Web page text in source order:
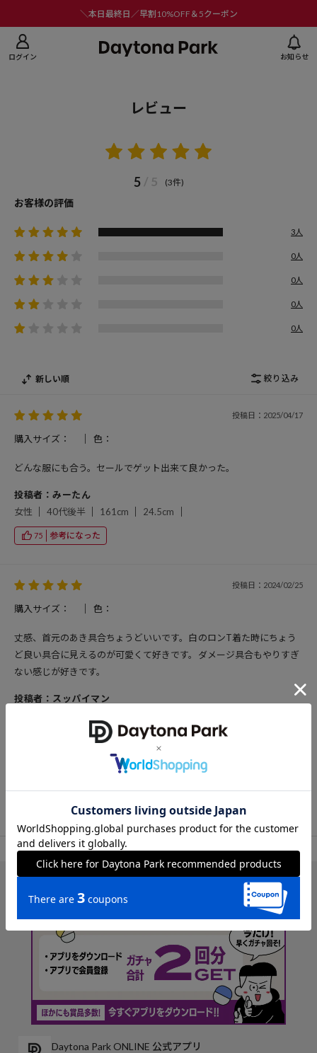
＼本日最終日／早割10%OFF＆5クーポン
ログイン お知らせ
レビュー
5 / 5 (3件)
お客様の評価
3人
0人
0人
0人
0人
新しい順 絞り込み
投稿日：2025/04/17
購入サイズ： 色：
どんな服にも合う。セールでゲット出来て良かった。
投稿者：みーたん
女性
40代後半 161cm 24.5cm
75 参考になった
投稿日：2024/02/25
購入サイズ： 色：
丈感、首元のあき具合ちょうどいいです。白のロンT着た時にちょう
ど良い具合に見えるのが可愛くて好きです。ダメージ具合もやりすぎ
ない感じが好きです。
投稿者：スッパイマン
参考になった
TOP OUTLET トップス
Daytona Park ONLINE 公式アプリ